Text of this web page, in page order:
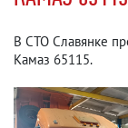
В СТО Славянке
Камаз 65115.